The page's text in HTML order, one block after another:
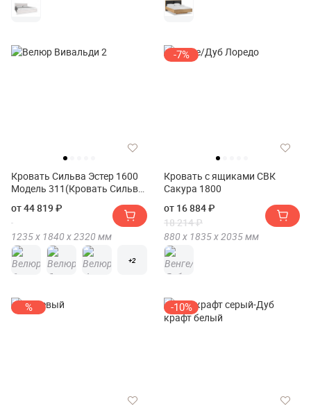
Кровать Сильва Эстер 1600
Модель 311(Кровать Сильва
от 44 819 ₽
1235 х 1840 х2320 мм
+2
-7%
Кровать с ящиками СВК
Сакура 1800
от 16 884 ₽
18 214 ₽
880 х 1835 х2035мм
% -10%